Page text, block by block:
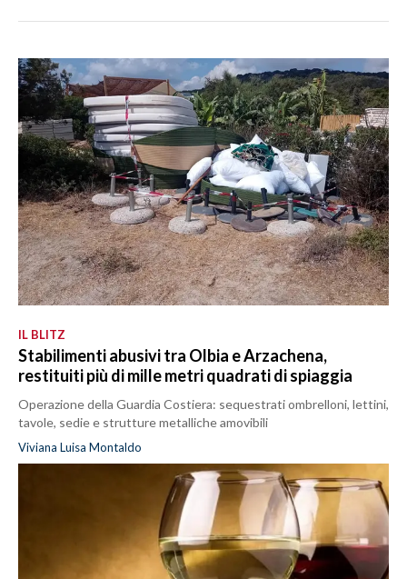
IL BLITZ
Stabilimenti abusivi tra Olbia e Arzachena,
restituiti più di mille metri quadrati di spiaggia
Operazione della Guardia Costiera: sequestrati ombrelloni, lettini,
tavole, sedie e strutture metalliche amovibili
Viviana Luisa Montaldo